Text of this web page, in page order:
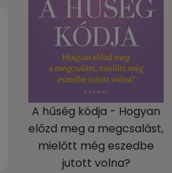
A hűség kódja - Hogyan
előzd meg a megcsalást,
mielőtt még eszedbe
jutott volna?